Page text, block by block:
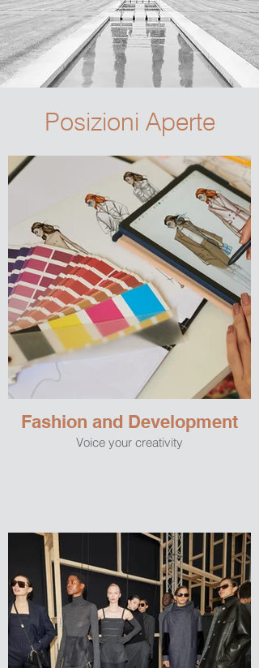
Posizioni Aperte
Fashion and Development
Voice your creativity